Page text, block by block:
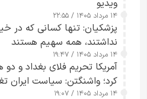
ویدیو
۱۴ مرداد ۱۴۰۵ / ۲۲:۵۵
پزشکیان: تنها کسانی که در
نداشتند، همه سهیم هستند
۱۴ مرداد ۱۴۰۵ / ۱۹:۴۷
آمریکا تحریم فلای بغداد و دو
کرد؛ واشنگتن: سیاست ایران
۱۴ مرداد ۱۴۰۵ / ۱۹:۰۷